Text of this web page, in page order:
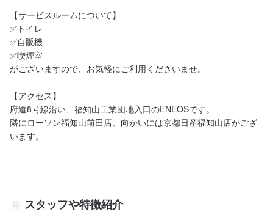
【サービスルームについて】
✅トイレ
✅自販機
✅喫煙室
がございますので、お気軽にご利用くださいませ。
【アクセス】
府道8号線沿い、福知山工業団地入口のENEOSです。
隣にローソン福知山前田店、向かいには京都日産福知山店がござ
います。
スタッフや特徴紹介